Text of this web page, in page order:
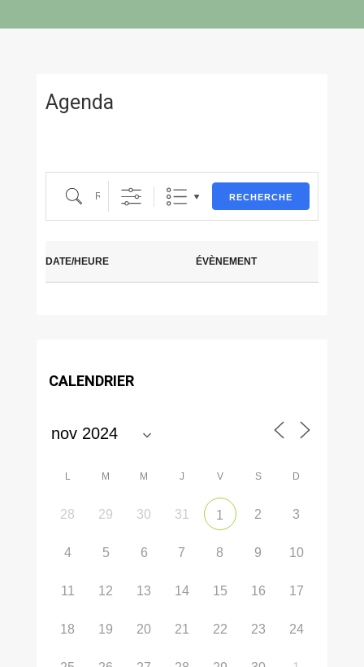
Agenda
Recherche RECHERCHE
DATE/HEURE ÉVÈNEMENT
CALENDRIER
L M M J V S D
28 29 30 31 1 2 3
4 5 6 7 8 9 10
11 12 13 14 15 16 17
18 19 20 21 22 23 24